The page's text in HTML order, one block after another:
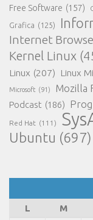
Free Software (157)
Grafica (125)
Internet
Kernel Linux
Linux (207) Linux
Microsoft (91) Mozilla
Podcast (186)
Red Hat (111)
Ubuntu (697)
L
M